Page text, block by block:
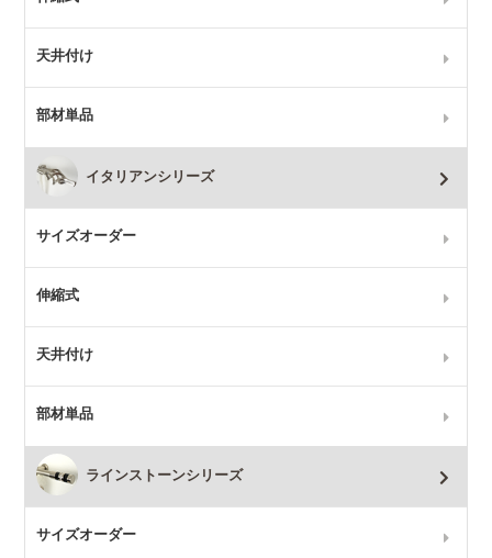
天井付け
部材単品
イタリアンシリーズ
サイズオーダー
伸縮式
天井付け
部材単品
ラインストーンシリーズ
サイズオーダー